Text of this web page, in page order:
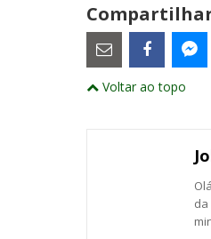
Estes
são
links
externos
abrirão
este este
Voltar ao topo